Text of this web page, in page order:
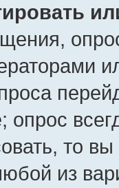
то
из